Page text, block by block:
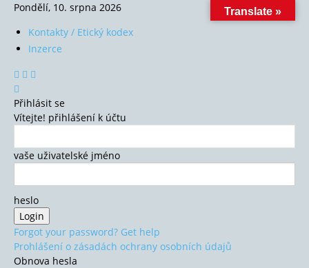
Pondělí, 10. srpna 2026
Kontakty / Etický kodex
Inzerce
Přihlásit se
Vítejte! přihlášení k účtu
vaše uživatelské jméno
heslo
Forgot your password? Get help
Prohlášení o zásadách ochrany osobních údajů
Obnova hesla
Translate »